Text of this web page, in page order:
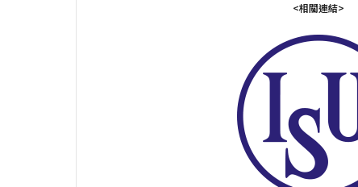
<相關連結>